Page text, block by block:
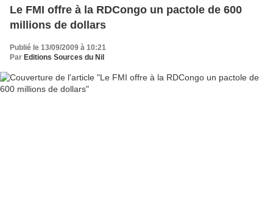
Le FMI offre à la RDCongo un pactole de 600
millions de dollars
Publié le 13/09/2009 à 10:21
Par Editions Sources du Nil